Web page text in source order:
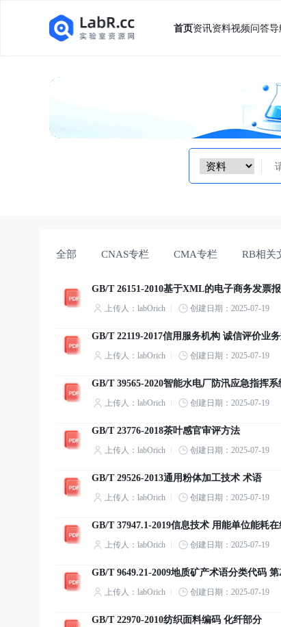
首页资讯资料视频问答导
全部 CNAS专栏 CMA专栏 RB相关
GB/T 26151-2010基于XML的电子商务发票
上传人：labOrich 创建日期：2025-07-19
GB/T 22119-2017信用服务机构 诚信评价业
上传人：labOrich 创建日期：2025-07-19
GB/T 39565-2020智能水电厂防汛应急指挥
上传人：labOrich 创建日期：2025-07-19
GB/T 23776-2018茶叶感官审评方法
上传人：labOrich 创建日期：2025-07-19
GB/T 29526-2013通用粉体加工技术 术语
上传人：labOrich 创建日期：2025-07-19
GB/T 37947.1-2019信息技术 用能单位能耗
上传人：labOrich 创建日期：2025-07-19
GB/T 9649.21-2009地质矿产术语分类代码
上传人：labOrich 创建日期：2025-07-19
GB/T 22970-2010纺织面料编码 化纤部分